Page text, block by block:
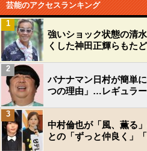
芸能のアクセスランキング
強いショック状態の清
くした神田正輝らもた
1
バナナマン日村が簡単
つの理由」…レギュラ
2
中村倫也が「風、薫る
との「ずっと仲良く」
3